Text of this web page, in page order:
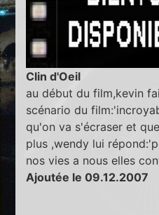
Clin d'Oeil
au début du film,kevin
scénario du
qu'on va s'écraser et
plus ,wendy lui
nos vies a nous elles
Ajoutée le 09.12.2007